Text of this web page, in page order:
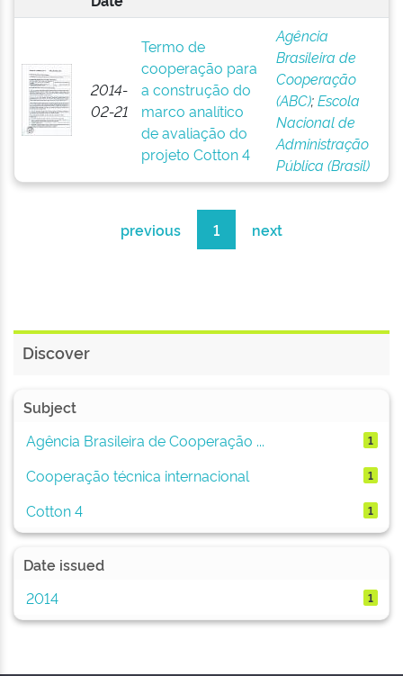
2014-
02-21
Termo de
cooperação para
a construção do
marco analítico
de avaliação do
projeto Cotton 4
Agência
Brasileira de
Cooperação
(ABC);Escola
Nacional de
Administração
Pública (Brasil)
previous 1 next
Discover
Subject
Agência Brasileira de Cooperação ...
1
Cooperação técnica internacional 1
Cotton 4 1
Date issued
2014
1